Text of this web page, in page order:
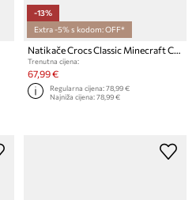
-13%
Extra -5% s kodom: OFF*
Natikače Crocs Classic Minecraft Clog
Trenutna cijena:
67,99 €
Regularna cijena:78,99 €
Najniža cijena:78,99 €